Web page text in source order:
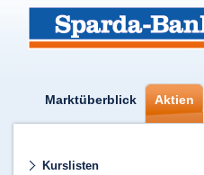
Marktüberblick Aktien
Kurslisten